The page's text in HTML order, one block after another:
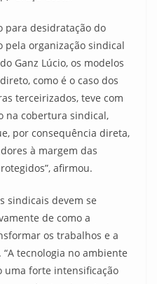
para desidratação do
organização sindical
Ganz Lúcio, os modelos
como é o caso dos
terceirizados, teve com
na cobertura sindical,
por consequência direta,
à margem das
afirmou.
sindicais devem se
de como a
os trabalhos e a
tecnologia no ambiente
uma forte intensificação